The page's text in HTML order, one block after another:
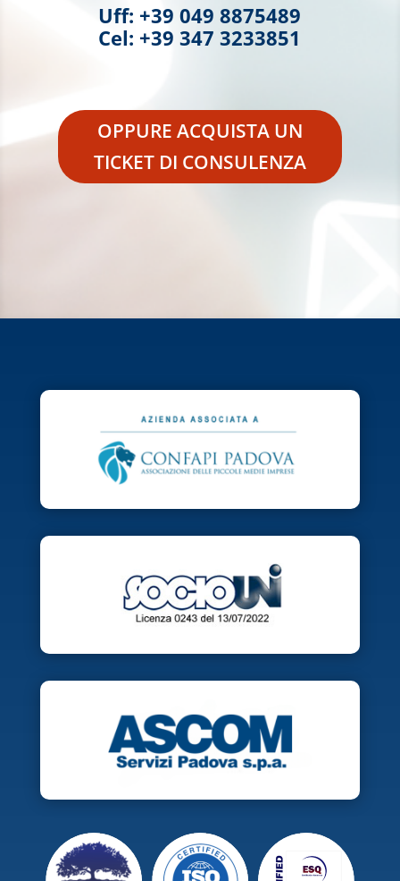
Uff: +39 049 8875489
Cel: +39 347 3233851
OPPURE ACQUISTA UN
TICKET DI CONSULENZA